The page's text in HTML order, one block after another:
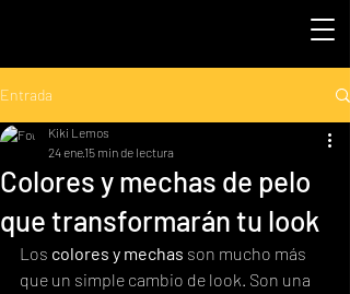
Entrada
Colores y mechas de pelo
que transformarán tu look
Kiki Lemos
24 ene15 min de lectura
Los colores y mechas son mucho más
que un simple cambio de look. Son una